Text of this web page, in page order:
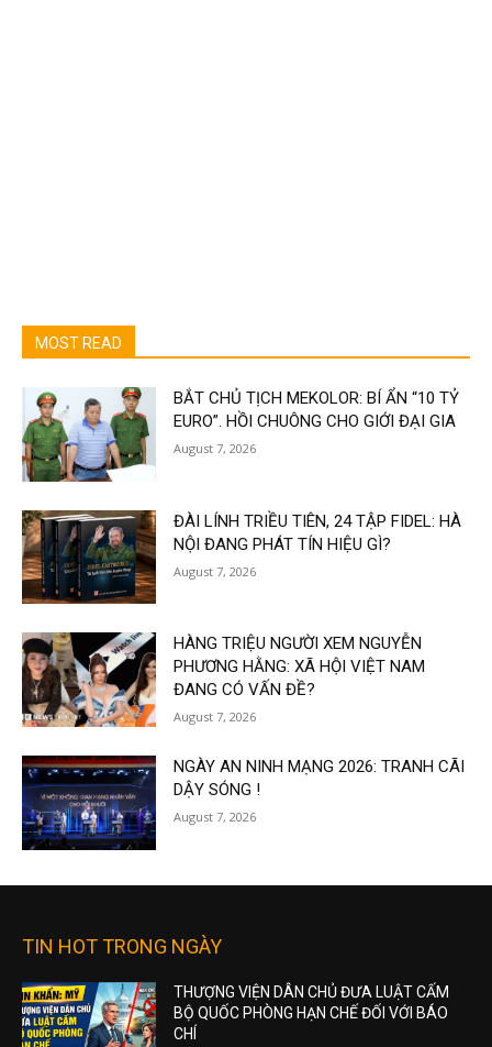
MOST READ
BẮT CHỦ TỊCH MEKOLOR: BÍ ẨN “10 TỶ
EURO”. HỒI CHUÔNG CHO GIỚI ĐẠI GIA
August 7, 2026
ĐÀI LÍNH TRIỀU TIÊN, 24 TẬP FIDEL: HÀ
NỘI ĐANG PHÁT TÍN HIỆU GÌ?
August 7, 2026
HÀNG TRIỆU NGƯỜI XEM NGUYỄN
PHƯƠNG HẰNG: XÃ HỘI VIỆT NAM
ĐANG CÓ VẤN ĐỀ?
August 7, 2026
NGÀY AN NINH MẠNG 2026: TRANH CÃI
DẬY SÓNG !
August 7, 2026
TIN HOT TRONG NGÀY
THƯỢNG VIỆN DÂN CHỦ ĐƯA LUẬT CẤM
BỘ QUỐC PHÒNG HẠN CHẾ ĐỐI VỚI BÁO
CHÍ